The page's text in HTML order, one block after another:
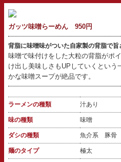
ガッツ味噌らーめん 950円
背脂に味噌味がついた自家製の背脂で旨
味噌で味付けをした大粒の背脂がポ
け出し美味しさもUPしていくとい
かな味噌スープが絶品です。
ラーメンの種類 汁あり
味の種類 味噌
ダシの種類 魚介系 豚骨
麺のタイプ 極太